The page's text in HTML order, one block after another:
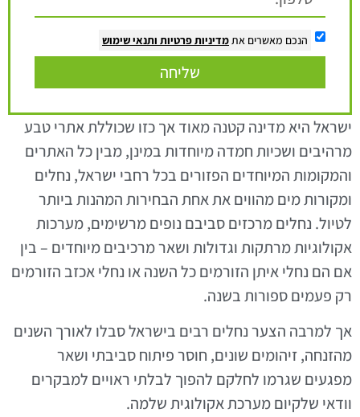
הנכם מאשרים את מדיניות פרטיות ותנאי שימוש
שליחה
ישראל היא מדינה קטנה מאוד אך כזו שכוללת אתרי טבע
מרהיבים ושכיות חמדה מיוחדות במינן, מבין כל האתרים
והמקומות המיוחדים הפזורים בכל רחבי ישראל, נחלים
ומקורות מים מהווים את אחת הבחירות המהנות ביותר
לטיול. נחלים מרכזים סביבם נופים מרשימים, מערכות
אקולוגיות מרתקות וגדולות ושאר מרכיבים מיוחדים – בין
אם הם נחלי איתן הזורמים כל השנה או נחלי אכזב הזורמים
רק פעמים ספורות בשנה.
אך למרבה הצער נחלים רבים בישראל סבלו לאורך השנים
מהזנחה, זיהומים שונים, חוסר פיתוח סביבתי ושאר
מפגעים שגרמו לחלקם להפוך לבלתי ראויים למבקרים
וודאי שלקיום מערכת אקולוגית שלמה.